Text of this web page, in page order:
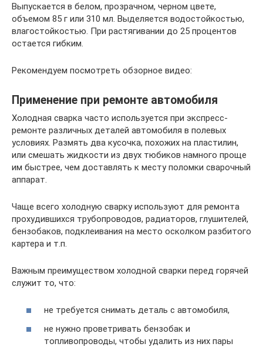
Выпускается в белом, прозрачном, черном цвете,
объемом 85 г или 310 мл. Выделяется водостойкостью,
влагостойкостью. При растягивании до 25 процентов
остается гибким.
Рекомендуем посмотреть обзорное видео:
Применение при ремонте автомобиля
Холодная сварка часто используется при экспресс-
ремонте различных деталей автомобиля в полевых
условиях. Размять два кусочка, похожих на пластилин,
или смешать жидкости из двух тюбиков намного проще
им быстрее, чем доставлять к месту поломки сварочный
аппарат.
Чаще всего холодную сварку используют для ремонта
прохудившихся трубопроводов, радиаторов, глушителей,
бензобаков, подклеивания на место осколком разбитого
картера и т.п.
Важным преимуществом холодной сварки перед горячей
служит то, что:
не требуется снимать деталь с автомобиля,
не нужно проветривать бензобак и
топливопроводы, чтобы удалить из них пары